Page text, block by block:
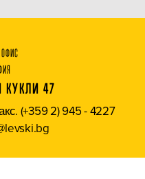
КУКЛИ 47
(+359 2) 945 - 4227